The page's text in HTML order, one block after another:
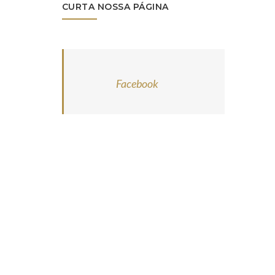
CURTA NOSSA PÁGINA
Facebook